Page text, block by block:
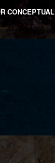
CONCEPTUAL